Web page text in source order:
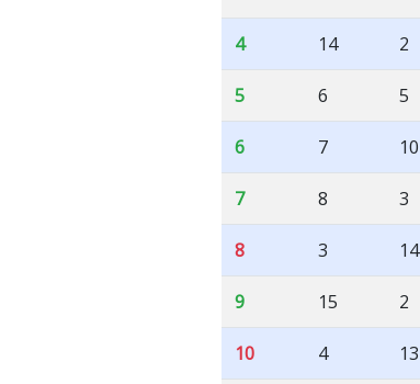
4 14 2
5 6 5
6 7 10
7 8 3
8 3 14
9 15 2
10 4 13